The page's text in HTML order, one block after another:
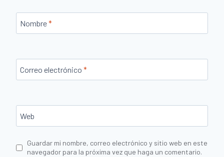
Nombre*
Correo electrónico *
Web
Guardar mi nombre, correo electrónico y sitio web en este
navegador para la próxima vez que haga un comentario.